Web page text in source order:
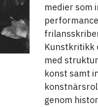
medier som
Kunstkritikk
med
konst samt
genom